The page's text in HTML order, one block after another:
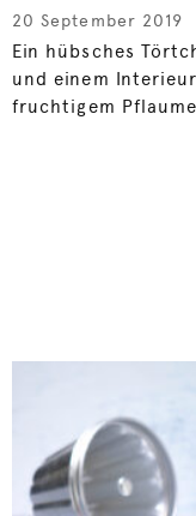
20 September 2019
Ein hübsches
und einem
fruchtigem